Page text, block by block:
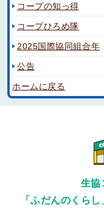
コープの知っ得
コープひろめ隊
2025国際協同組合年
公告
ホームに戻る
生協
「ふだんのくら